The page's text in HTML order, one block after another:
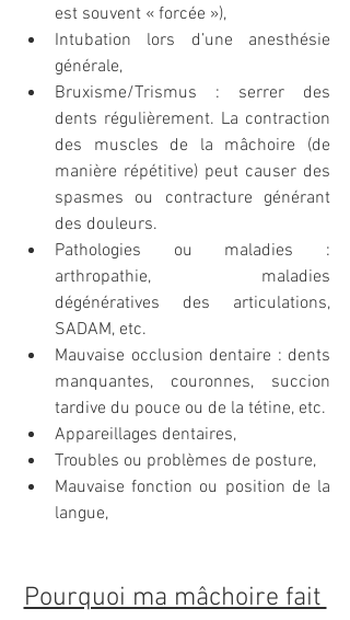
est souvent « forcée »),
Intubation lors d’une anesthésie
générale,
Bruxisme/Trismus : serrer des
dents régulièrement. La contraction
des muscles de la mâchoire (de
manière répétitive) peut causer des
spasmes ou contracture générant
des douleurs.
Pathologies ou maladies :
arthropathie, maladies
dégénératives des articulations,
SADAM, etc.
Mauvaise occlusion dentaire : dents
manquantes, couronnes, succion
tardive du pouce ou de la tétine, etc.
Appareillages dentaires,
Troubles ou problèmes de posture,
Mauvaise fonction ou position de la
langue,
Pourquoi ma mâchoire fait